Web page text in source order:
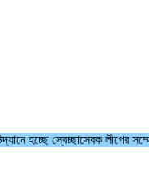
হচ্ছে স্বেচ্ছাসেবক লীগের